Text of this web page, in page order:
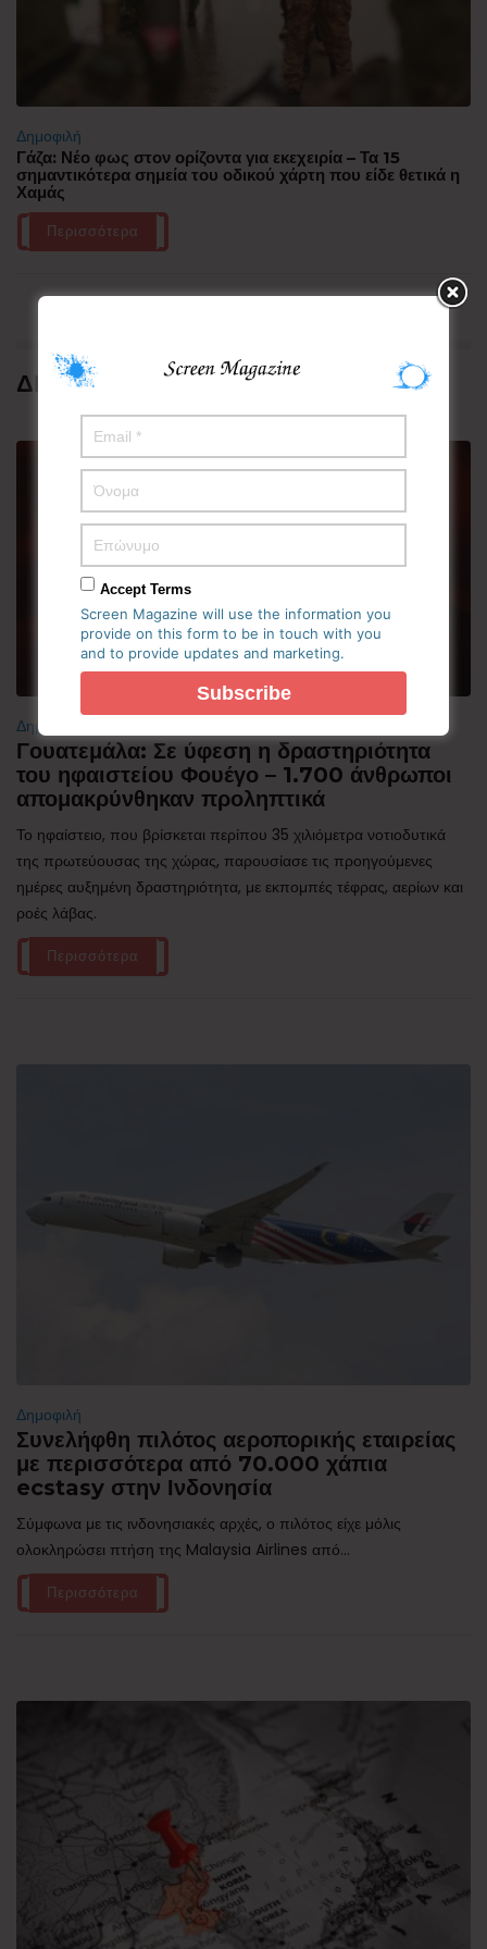
Δημοφιλή
Γάζα: Νέο φως στον ορίζοντα για εκεχειρία – Τα 15
σημαντικότερα σημεία του οδικού χάρτη που είδε θετικά η
Χαμάς
Περισσότερα
ΔΗΜΟΦΙΛΗ
Δημοφιλή
Γουατεμάλα: Σε ύφεση η δραστηριότητα
του ηφαιστείου Φουέγο – 1.700 άνθρωποι
απομακρύνθηκαν προληπτικά
Το ηφαίστειο, που βρίσκεται περίπου 35 χιλιόμετρα νοτιοδυτικά
της πρωτεύουσας της χώρας, παρουσίασε τις προηγούμενες
ημέρες αυξημένη δραστηριότητα, με εκπομπές τέφρας, αερίων και
ροές λάβας.
Περισσότερα
Δημοφιλή
Συνελήφθη πιλότος αεροπορικής εταιρείας
με περισσότερα από 70.000 χάπια
ecstasy στην Ινδονησία
Σύμφωνα με τις ινδονησιακές αρχές, ο πιλότος είχε μόλις
ολοκληρώσει πτήση της Malaysia Airlines από...
Περισσότερα
Accept Terms
Screen Magazine will use the information you
provide on this form to be in touch with you
and to provide updates and marketing.